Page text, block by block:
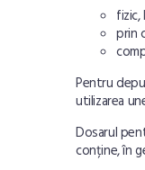
fizic,
prin
Pentru
utilizarea
Dosarul
conține, în